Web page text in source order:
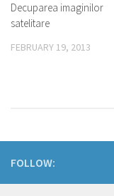
Decuparea imaginilor
satelitare
FEBRUARY 19, 2013
FOLLOW: